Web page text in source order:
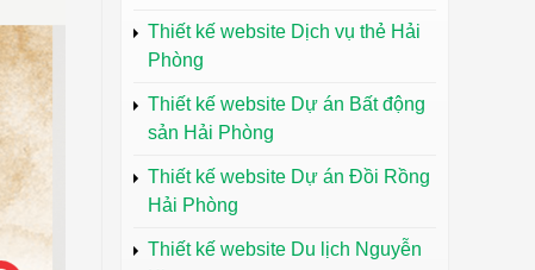
Thiết kế website Dịch vụ thẻ Hải
Phòng
Thiết kế website Dự án Bất động
sản Hải Phòng
Thiết kế website Dự án Đồi Rồng
Hải Phòng
Thiết kế website Du lịch Nguyễn